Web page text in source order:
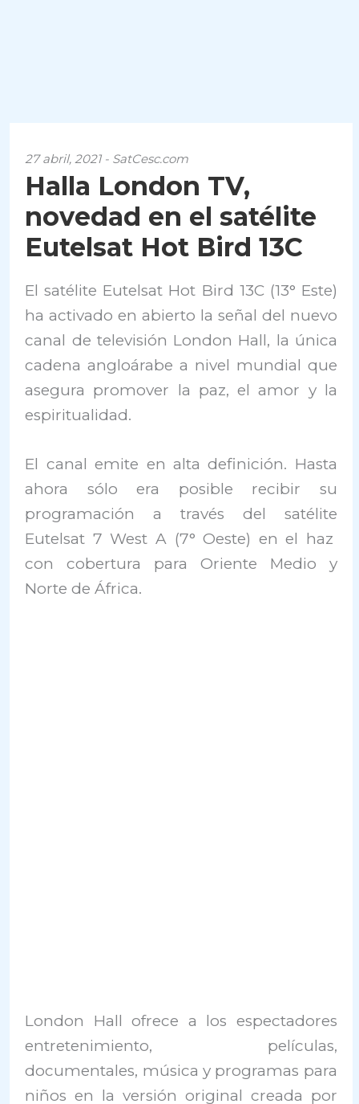
27 abril, 2021 - SatCesc.com
Halla London TV,
novedad en el satélite
Eutelsat Hot Bird 13C
El satélite Eutelsat Hot Bird 13C (13° Este)
ha activado en abierto la señal del nuevo
canal de televisión London Hall, la única
cadena angloárabe a nivel mundial que
asegura promover la paz, el amor y la
espiritualidad.
El canal emite en alta definición. Hasta
ahora sólo era posible recibir su
programación a través del satélite
Eutelsat 7 West A (7° Oeste) en el haz
con cobertura para Oriente Medio y
Norte de África.
London Hall ofrece a los espectadores
entretenimiento, películas,
documentales, música y programas para
niños en la versión original creada por